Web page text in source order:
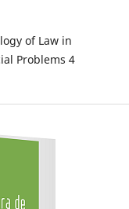
of Law in
Problems 4